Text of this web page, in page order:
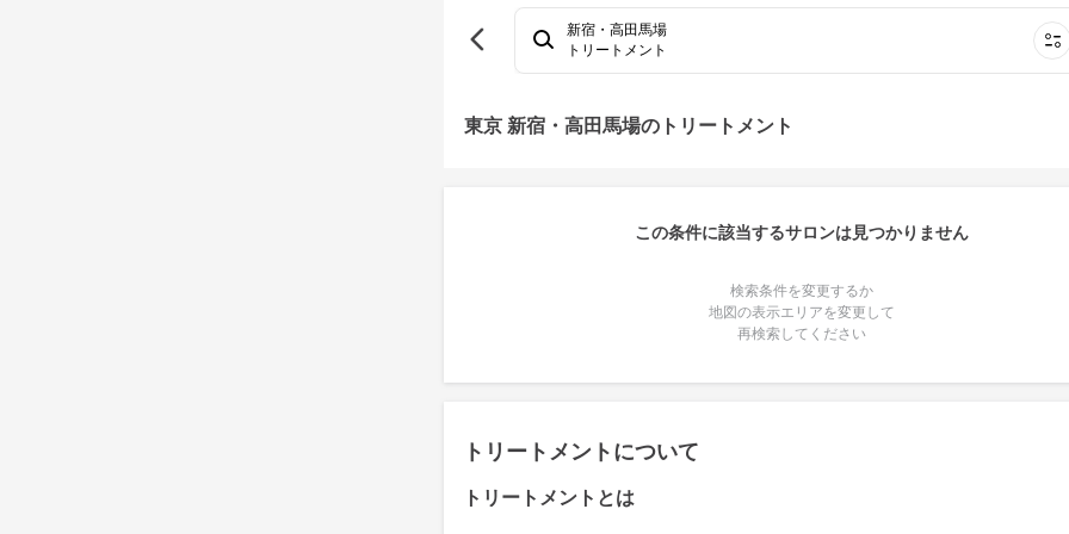
新宿・高田馬場
トリートメント
東京 新宿・高田馬場のトリートメント
この条件に該当するサロンは見つかりません
検索条件を変更するか
地図の表示エリアを変更して
再検索してください
トリートメントについて
トリートメントとは